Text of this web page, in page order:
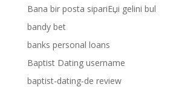
Bana bir posta sipariЕџi gelini bul
bandy bet
banks personal loans
Baptist Dating username
baptist-dating-de review